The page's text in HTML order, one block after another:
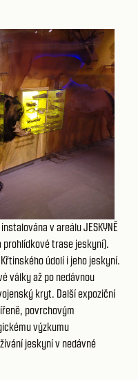
instalována v areáluJESKYNĚ
prohlídkové trase jeskyní).
údolí i jeho jeskyní.
války až po nedávnou
kryt. Další expoziční
povrchovým
výzkumu
jeskyní v nedávné